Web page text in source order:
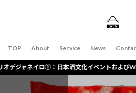
TOP About Service News
ロ①：日本酒文化イベントおよびWABITABI報